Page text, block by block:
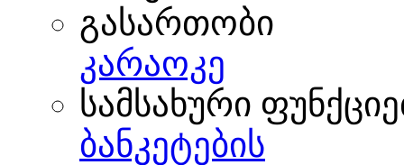
გასართობი
კარაოკე
სამსახური
ბანკეტების